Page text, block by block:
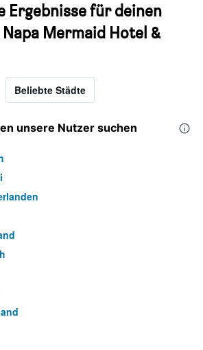
Ergebnisse für deinen
Mermaid Hotel &
Beliebte Städte
unsere Nutzer suchen